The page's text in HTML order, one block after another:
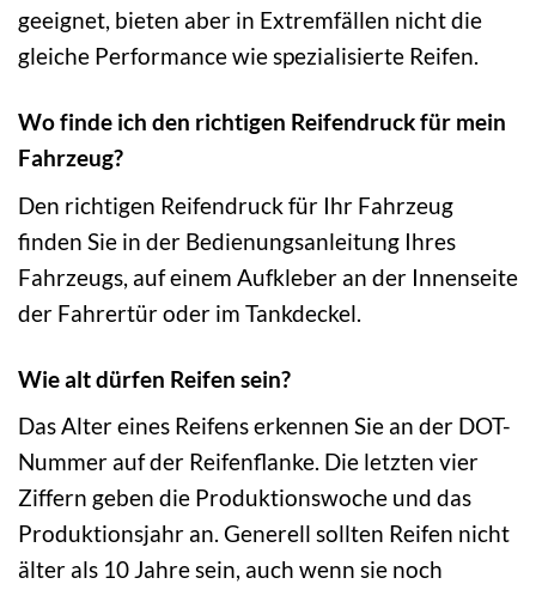
geeignet, bieten aber in Extremfällen nicht die
gleiche Performance wie spezialisierte Reifen.
Wo finde ich den richtigen Reifendruck für mein
Fahrzeug?
Den richtigen Reifendruck für Ihr Fahrzeug
finden Sie in der Bedienungsanleitung Ihres
Fahrzeugs, auf einem Aufkleber an der Innenseite
der Fahrertür oder im Tankdeckel.
Wie alt dürfen Reifen sein?
Das Alter eines Reifens erkennen Sie an der DOT-
Nummer auf der Reifenflanke. Die letzten vier
Ziffern geben die Produktionswoche und das
Produktionsjahr an. Generell sollten Reifen nicht
älter als 10 Jahre sein, auch wenn sie noch